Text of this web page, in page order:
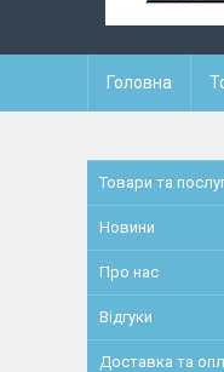
Головна
Товари та
Новини
Про нас
Відгуки
Доставка та